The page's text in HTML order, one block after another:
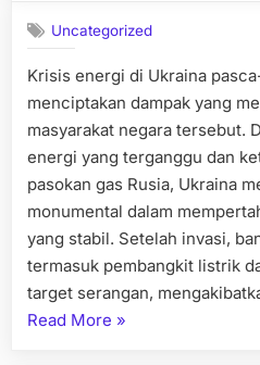
Diketahui”
Uncategorized
Krisis energi di Ukraina
menciptakan dampak yang
masyarakat negara tersebut.
energi yang terganggu dan
pasokan gas Rusia, Ukraina
monumental dalam
yang stabil. Setelah invasi,
termasuk pembangkit listrik
target serangan,
Read More “Krisis
»